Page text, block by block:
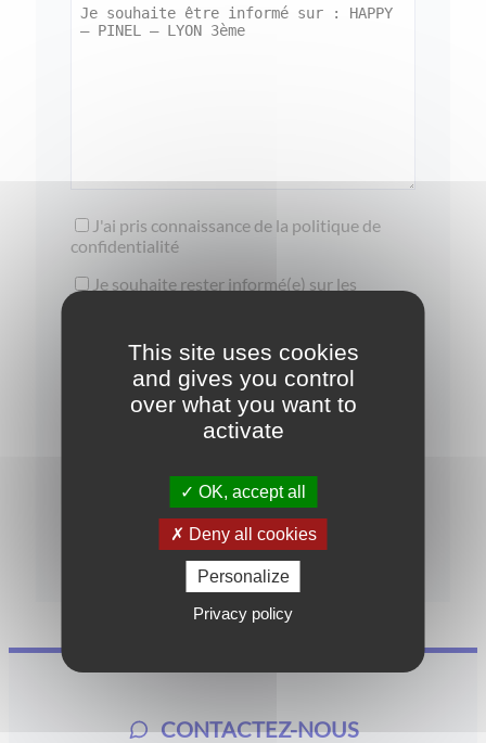
J'ai pris connaissance de la politique de
confidentialité
Je souhaite rester informé(e) sur les
Garanties et réglementations
CONTACTEZ-NOUS
This site uses cookies
and gives you control
over what you want to
activate
OK, accept all
Deny all cookies
Personalize
Privacy policy